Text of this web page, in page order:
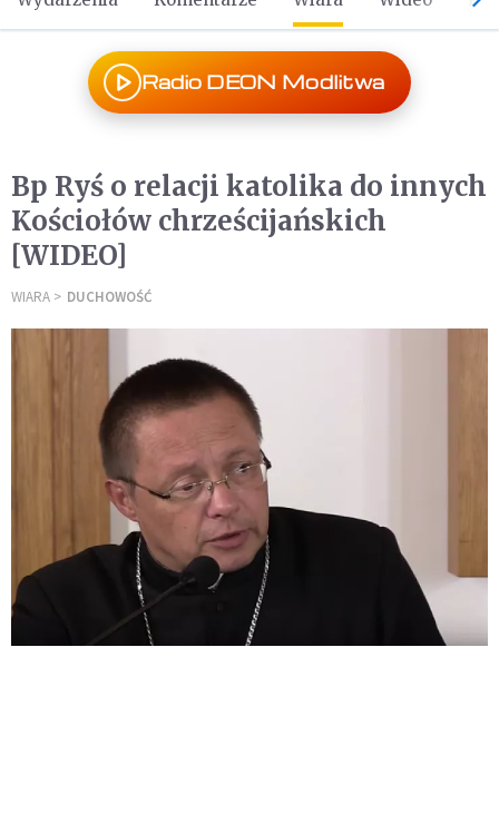
Radio DEON Modlitwa
Bp Ryś o relacji katolika do innych
Kościołów chrześcijańskich
[WIDEO]
WIARA DUCHOWOŚĆ